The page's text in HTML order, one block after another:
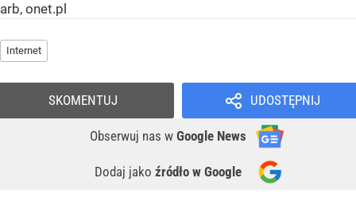
arb, onet.pl
Internet
UDOSTĘPNIJ
Obserwuj nas w Google News
Dodaj jako źródło w Google
SKOMENTUJ